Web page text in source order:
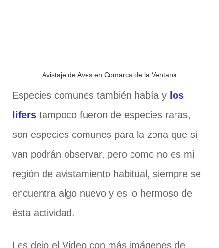
Avistaje de Aves en Comarca de la Ventana
Especies comunes también había y los
lifers tampoco fueron de especies raras,
son especies comunes para la zona que si
van podrán observar, pero como no es mi
región de avistamiento habitual, siempre se
encuentra algo nuevo y es lo hermoso de
ésta actividad.
Les dejo el Video con más imágenes de